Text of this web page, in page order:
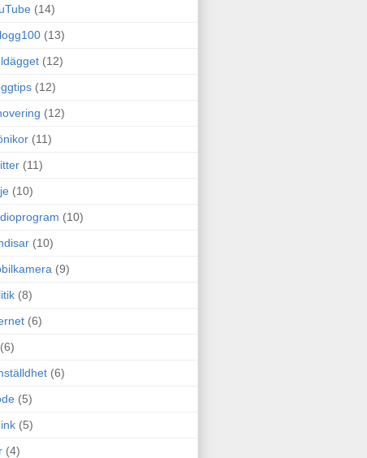
(14)
(13)
(12)
(12)
(12)
(11)
(11)
(10)
(10)
(10)
(9)
(8)
(6)
(6)
(6)
(5)
(5)
(4)